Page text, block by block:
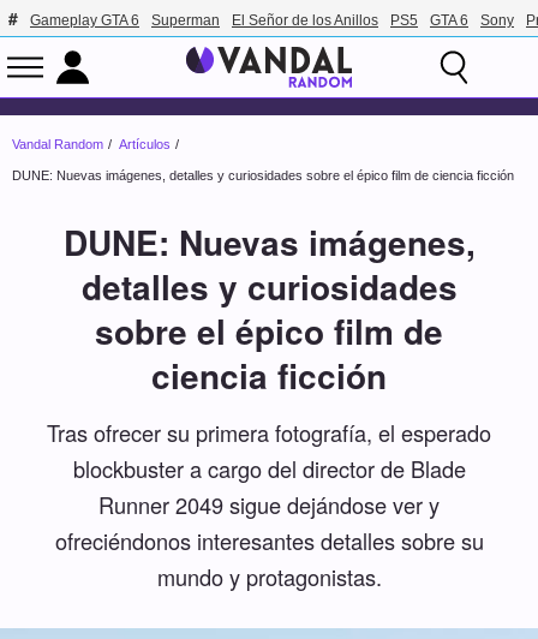
Gameplay GTA 6 Superman El Señor de los Anillos PS5 GTA 6 Sony
Vandal Random Artículos
DUNE: Nuevas imágenes, detalles y curiosidades sobre el épico film de ciencia ficción
DUNE: Nuevas imágenes,
detalles y curiosidades
sobre el épico film de
ciencia ficción
Tras ofrecer su primera fotografía, el esperado
blockbuster a cargo del director de Blade
Runner 2049 sigue dejándose ver y
ofreciéndonos interesantes detalles sobre su
mundo y protagonistas.